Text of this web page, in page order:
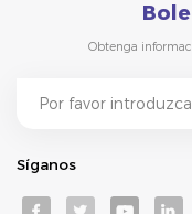
Obtenga
Síganos